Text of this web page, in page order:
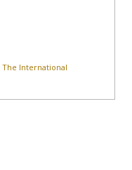
The International